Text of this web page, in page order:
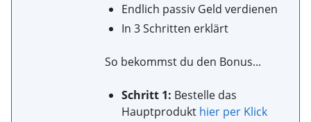
Endlich passiv Geld verdienen
In 3 Schritten erklärt
So bekommst du den Bonus...
Schritt 1: Bestelle das
Hauptprodukt hier per Klick